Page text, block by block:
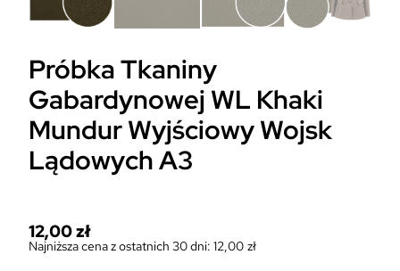
Próbka Tkaniny
Gabardynowej WL Khaki
Mundur Wyjściowy Wojsk
Lądowych A3
12,00zł
Najniższa cena z ostatnich 30 dni: 12,00 zł